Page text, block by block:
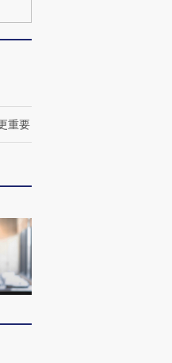
【商旅对话】华住集团
CFO：不靠规模取胜，华
住三大增长引擎是什么？
重要